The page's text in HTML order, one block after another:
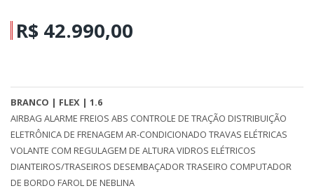
R$ 42.990,00
BRANCO | FLEX | 1.6
AIRBAG ALARME FREIOS ABS CONTROLE DE TRAÇÃO DISTRIBUIÇÃO
ELETRÔNICA DE FRENAGEM AR-CONDICIONADO TRAVAS ELÉTRICAS
VOLANTE COM REGULAGEM DE ALTURA VIDROS ELÉTRICOS
DIANTEIROS/TRASEIROS DESEMBAÇADOR TRASEIRO COMPUTADOR
DE BORDO FAROL DE NEBLINA